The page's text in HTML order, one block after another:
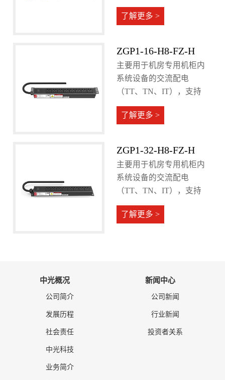
10A电流输入。
了解更多 >
ZGP1-16-H8-FZ-H
主要用于机房专用机柜内
系统设备的交流配电
（TT、TN、IT），支持
16A电流输入。
了解更多 >
ZGP1-32-H8-FZ-H
主要用于机房专用机柜内
系统设备的交流配电
（TT、TN、IT），支持
32A电流输入。
了解更多 >
中光概况
公司简介
发展历程
社会责任
中光科技
业务简介
新闻中心
公司新闻
行业新闻
投资者关系